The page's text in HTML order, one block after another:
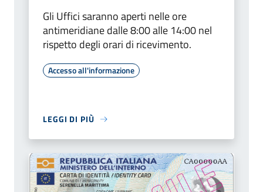
Gli Uffici saranno aperti nelle ore
antimeridiane dalle 8:00 alle 14:00 nel
rispetto degli orari di ricevimento.
Accesso all'informazione
LEGGI DI PIÙ